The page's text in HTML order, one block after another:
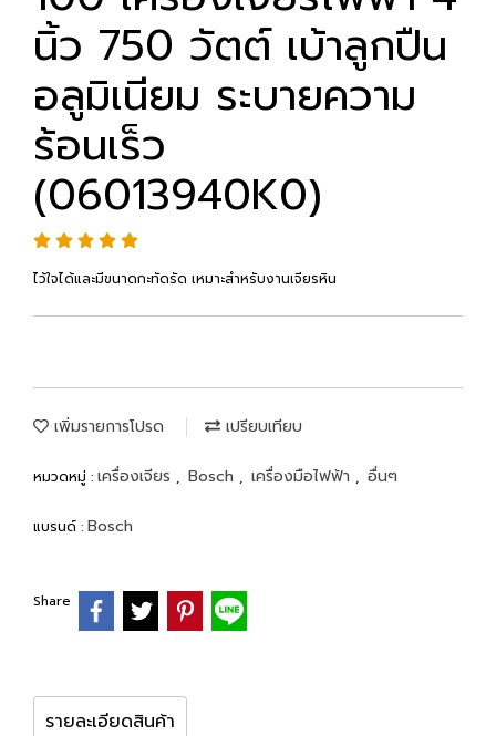
นิ้ว 750 วัตต์ เบ้าลูกปืน
อลูมิเนียม ระบายความ
ร้อนเร็ว
(06013940K0)
ไว้ใจได้และมีขนาดกะทัดรัด เหมาะสำหรับงานเจียรหิน
เพิ่มรายการโปรด เปรียบเทียบ
หมวดหมู่ : เครื่องเจียร , Bosch , เครื่องมือไฟฟ้า , อื่นๆ
แบรนด์ : Bosch
Share
รายละเอียดสินค้า